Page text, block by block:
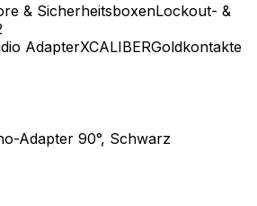
& SicherheitsboxenLockout- &
AdapterXCALIBERGoldkontakte
Adapter 90°, Schwarz